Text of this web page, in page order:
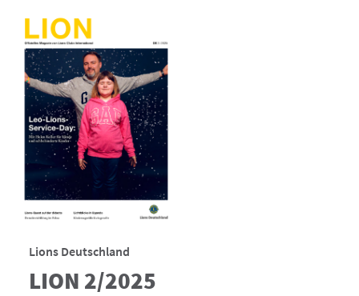
Lions Deutschland
LION 2/2025